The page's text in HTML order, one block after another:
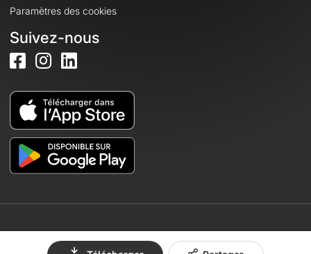
Paramètres des cookies
Suivez-nous
© 2026 OpenRunner - Version 7.31.3